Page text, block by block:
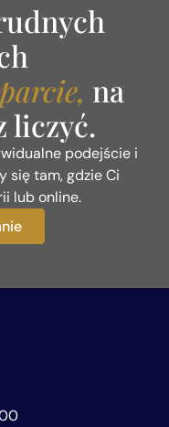
na ten temat
na
liczyć.
podejście i
się tam, gdzie Ci
lub online.